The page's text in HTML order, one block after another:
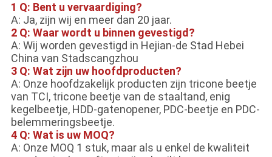
1 Q: Bent u vervaardiging?
A: Ja, zijn wij en meer dan 20 jaar.
2 Q: Waar wordt u binnen gevestigd?
A: Wij worden gevestigd in Hejian-de Stad Hebei
China van Stadscangzhou
3 Q: Wat zijn uw hoofdproducten?
A: Onze hoofdzakelijk producten zijn tricone beetje
van TCI, tricone beetje van de staaltand, enig
kegelbeetje, HDD-gatenopener, PDC-beetje en PDC-
belemmeringsbeetje.
4 Q: Wat is uw MOQ?
A: Onze MOQ 1 stuk, maar als u enkel de kwaliteit